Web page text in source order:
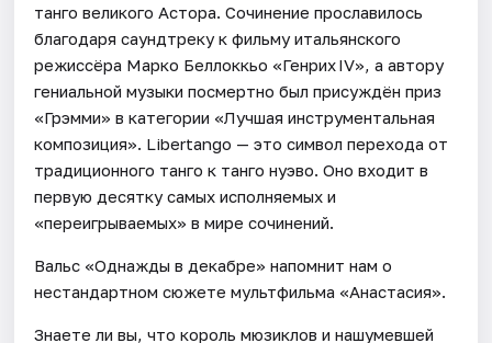
танго великого Астора. Сочинение прославилось
благодаря саундтреку к фильму итальянского
режиссёра Марко Беллоккьо «Генрих IV», а автору
гениальной музыки посмертно был присуждён приз
«Грэмми» в категории «Лучшая инструментальная
композиция». Libertango — это символ перехода от
традиционного танго к танго нуэво. Оно входит в
первую десятку самых исполняемых и
«переигрываемых» в мире сочинений.
Вальс «Однажды в декабре» напомнит нам о
нестандартном сюжете мультфильма «Анастасия».
Знаете ли вы, что король мюзиклов и нашумевшей